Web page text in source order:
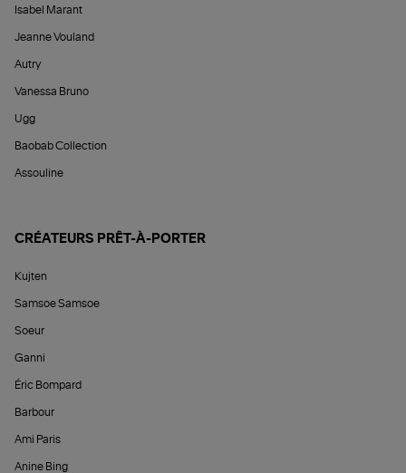
Isabel Marant
Jeanne Vouland
Autry
Vanessa Bruno
Ugg
Baobab Collection
Assouline
CRÉATEURS PRÊT-À-PORTER
Kujten
Samsoe Samsoe
Soeur
Ganni
Éric Bompard
Barbour
Ami Paris
Anine Bing